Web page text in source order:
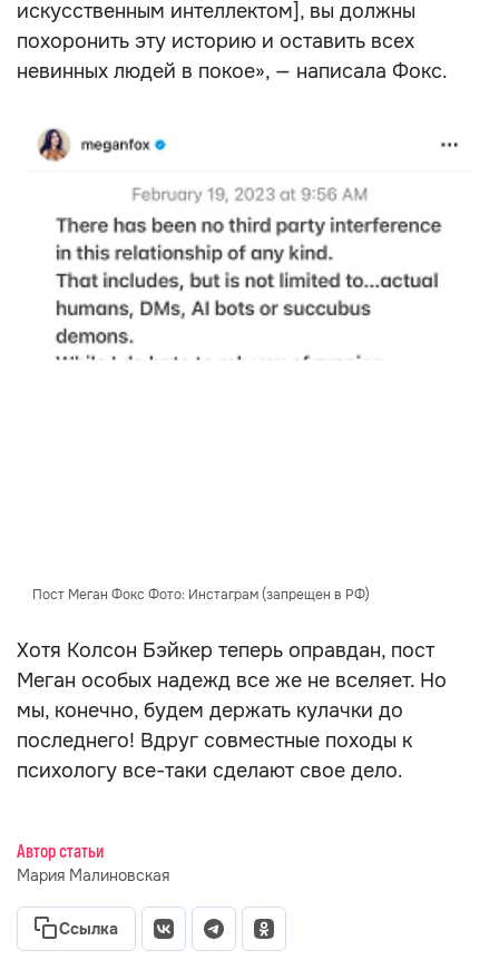
искусственным интеллектом], вы должны
похоронить эту историю и оставить всех
невинных людей в покое», — написала Фокс.
Пост Меган Фокс Фото: Инстаграм (запрещен в РФ)
Хотя Колсон Бэйкер теперь оправдан, пост
Меган особых надежд все же не вселяет. Но
мы, конечно, будем держать кулачки до
последнего! Вдруг совместные походы к
психологу все-таки сделают свое дело.
Автор статьи
Мария Малиновская
Ссылка